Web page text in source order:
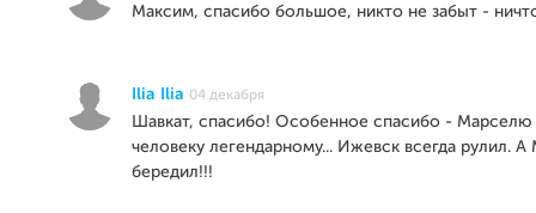
Максим, спасибо большое, никто не забыт -
Ilia Ilia 04 декабря
Шавкат, спасибо! Особенное спасибо - Марселю
человеку легендарному... Ижевск всегда рулил. А
бередил!!!